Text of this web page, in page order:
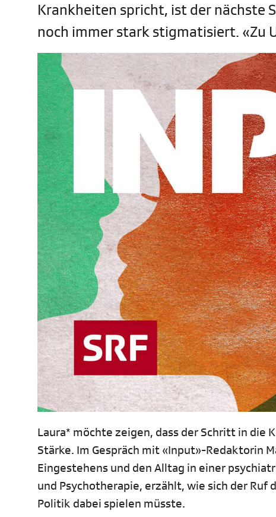
Krankheiten spricht, ist der nächste
noch immer stark stigmatisiert. «Zu
Laura* möchte zeigen, dass der Schritt in die
Stärke. Im Gespräch mit «Input»-Redaktorin
Eingestehens und den Alltag in einer
und Psychotherapie, erzählt, wie sich der
Politik dabei spielen müsste.